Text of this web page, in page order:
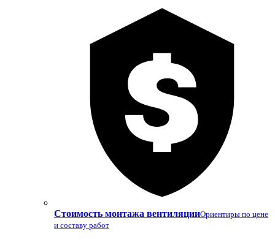
Стоимость монтажа вентиляцииОриентиры по цене
и составу работ